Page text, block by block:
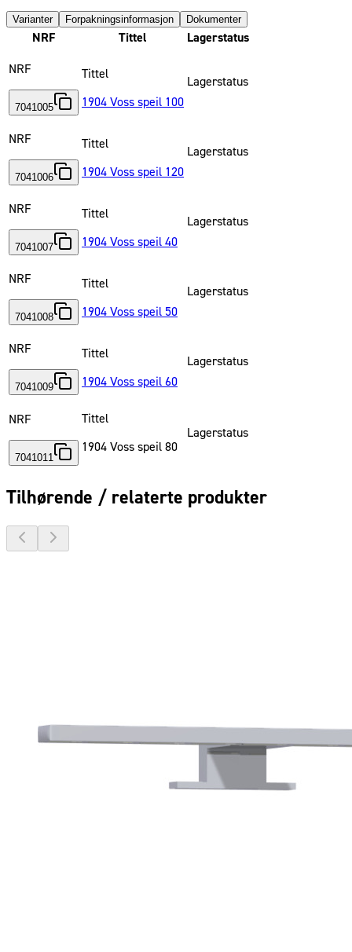
Varianter Forpakningsinformasjon Dokumenter
NRF Tittel
Lagerstatus
NRF
7041005
Tittel
1904 Voss speil 100
Lagerstatus
NRF
7041006
Tittel
1904 Voss speil 120
Lagerstatus
NRF
7041007
Tittel
1904 Voss speil 40
Lagerstatus
NRF
7041008
Tittel
1904 Voss speil 50
Lagerstatus
NRF
7041009
Tittel
1904 Voss speil 60
Lagerstatus
NRF
7041011
Tittel
1904 Voss speil 80
Lagerstatus
Tilhørende / relaterte produkter